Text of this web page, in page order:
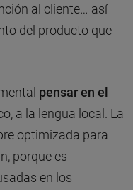
al cliente… así
del producto que
pensar en el
a la lengua local. La
optimizada para
porque es
en los